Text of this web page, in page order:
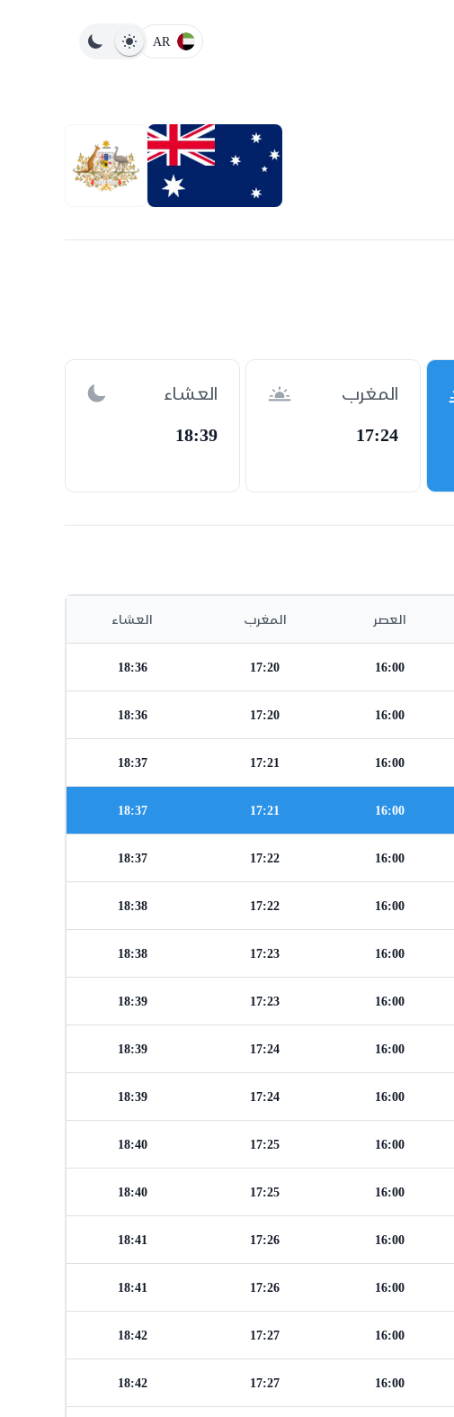
AR
المغرب
17:24
العشاء
18:39
العصر المغرب العشاء
16:00
17:20
18:36
16:00
17:20
18:36
16:00
17:21
18:37
16:00
17:21
18:37
16:00
17:22
18:37
16:00
17:22
18:38
16:00
17:23
18:38
16:00
17:23
18:39
16:00
17:24
18:39
16:00
17:24
18:39
16:00
17:25
18:40
16:00
17:25
18:40
16:00
17:26
18:41
16:00
17:26
18:41
16:00
17:27
18:42
16:00
17:27
18:42